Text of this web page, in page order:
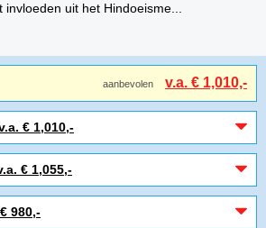
invloeden uit het Hindoeisme...
aanbevolen v.a. € 1,010,-
€ 1,010,-
€ 1,055,-
980,-